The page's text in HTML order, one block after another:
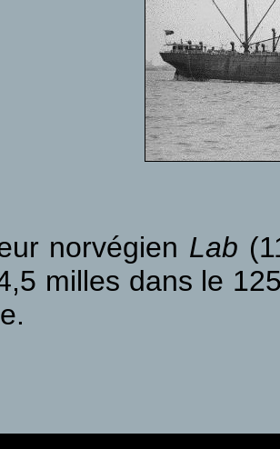
norvégien Lab
milles dans le